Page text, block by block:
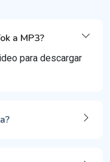
a MP3?
para descargar